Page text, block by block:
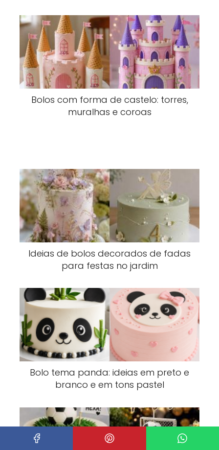
Bolos com forma de castelo: torres,
muralhas e coroas
Ideias de bolos decorados de fadas
para festas no jardim
Bolo tema panda: ideias em preto e
branco e em tons pastel